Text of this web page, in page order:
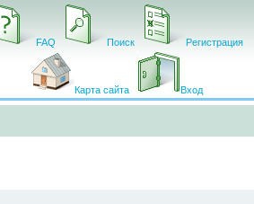
FAQ Поиск Регистрация
Карта сайта Вход